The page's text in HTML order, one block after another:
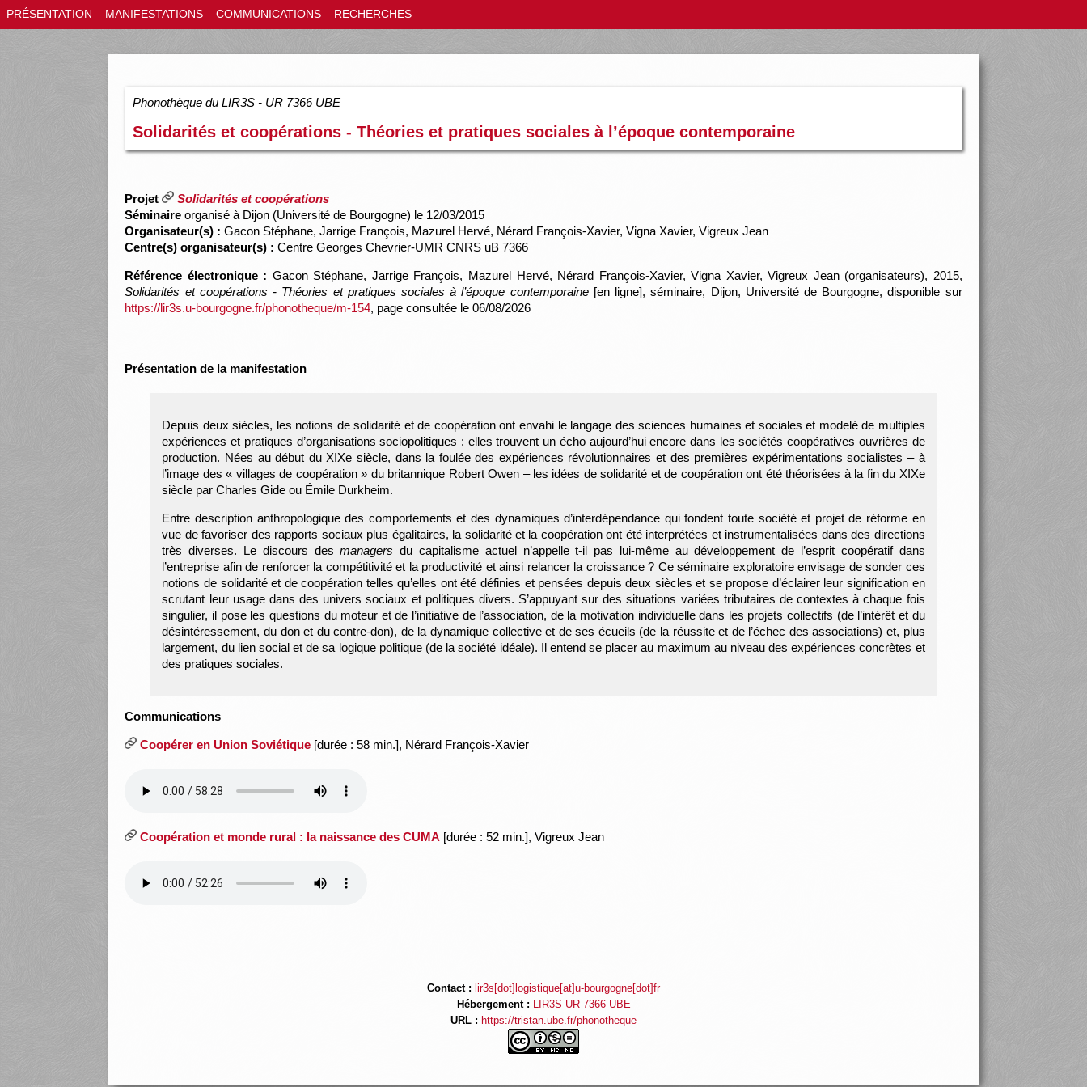
PRÉSENTATION MANIFESTATIONS COMMUNICATIONS RECHERCHES
Phonothèque du LIR3S - UR 7366 UBE
Solidarités et coopérations - Théories et pratiques sociales à l’époque contemporaine
Projet
Solidarités et coopérations
Séminaire organisé à Dijon (Université de Bourgogne) le 12/03/2015
Organisateur(s) : Gacon Stéphane, Jarrige François, Mazurel Hervé, Nérard François-Xavier, Vigna Xavier, Vigreux Jean
Centre(s) organisateur(s) : Centre Georges Chevrier-UMR CNRS uB 7366
Référence électronique : Gacon Stéphane, Jarrige François, Mazurel Hervé, Nérard François-Xavier, Vigna Xavier, Vigreux Jean (organisateurs), 2015,
Solidarités et coopérations - Théories et pratiques sociales à l’époque contemporaine[en ligne], séminaire, Dijon, Université de Bourgogne, disponible sur
https://lir3s.u-bourgogne.fr/phonotheque/m-154, page consultée le 06/08/2026
Présentation de la manifestation
Depuis deux siècles, les notions de solidarité et de coopération ont envahi le langage des sciences humaines et sociales et modelé de multiples
expériences et pratiques d’organisations sociopolitiques : elles trouvent un écho aujourd’hui encore dans les sociétés coopératives ouvrières de
production. Nées au début du XIXe siècle, dans la foulée des expériences révolutionnaires et des premières expérimentations socialistes – à
l’image des « villages de coopération » du britannique Robert Owen – les idées de solidarité et de coopération ont été théorisées à la fin du XIXe
siècle par Charles Gide ou Émile Durkheim.
Entre description anthropologique des comportements et des dynamiques d’interdépendance qui fondent toute société et projet de réforme en
vue de favoriser des rapports sociaux plus égalitaires, la solidarité et la coopération ont été interprétées et instrumentalisées dans des directions
très diverses. Le discours desmanagers du capitalisme actuel n’appelle t-il pas lui-même au développement de l’esprit coopératif dans
l’entreprise afin de renforcer la compétitivité et la productivité et ainsi relancer la croissance ? Ce séminaire exploratoire envisage de sonder ces
notions de solidarité et de coopération telles qu’elles ont été définies et pensées depuis deux siècles et se propose d’éclairer leur signification en
scrutant leur usage dans des univers sociaux et politiques divers. S’appuyant sur des situations variées tributaires de contextes à chaque fois
singulier, il pose les questions du moteur et de l’initiative de l’association, de la motivation individuelle dans les projets collectifs (de l’intérêt et du
désintéressement, du don et du contre-don), de la dynamique collective et de ses écueils (de la réussite et de l’échec des associations) et, plus
largement, du lien social et de sa logique politique (de la société idéale). Il entend se placer au maximum au niveau des expériences concrètes et
des pratiques sociales.
Communications
Coopérer en Union Soviétique [durée : 58 min.], Nérard François-Xavier
Coopération et monde rural : la naissance des CUMA [durée : 52 min.], Vigreux Jean
Contact : lir3s[dot]logistique[at]u-bourgogne[dot]fr
Hébergement :
LIR3S UR 7366 UBE
URL : https://tristan.ube.fr/phonotheque